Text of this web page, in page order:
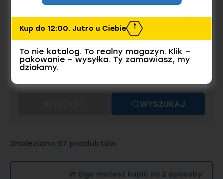
kwasoodporny).
Powłoka
Długość (l/d)
3 4 5
WYSZUKAJ
Znaleziono 57 produktów.
W Elgo możesz kupić na 2 sposoby:
Kup do 12:00. Jutro u Ciebie
To nie katalog. To realny magazyn. Klik –
pakowanie – wysyłka. Ty zamawiasz, my
działamy.